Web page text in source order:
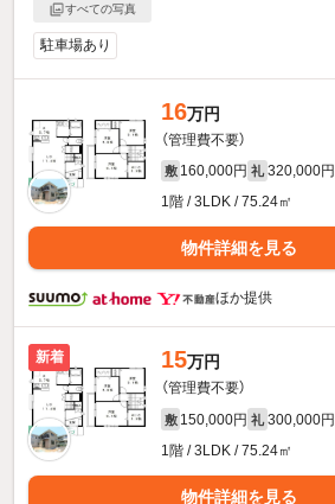
すべての写真
駐車場あり
16万円
（管理費不要）
敷 160,000円 礼 320,000円
1階 / 3LDK / 75.24㎡
物件詳細を見る
ほか提供
新着 15万円
（管理費不要）
敷 150,000円 礼 300,000円
1階 / 3LDK / 75.24㎡
物件詳細を見る